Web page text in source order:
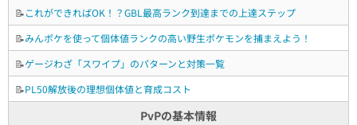
📝これができればOK！？GBL最高ランク到達までの上達ステップ
📝みんポケを使って個体値ランクの高い野生ポケモンを捕まえよう！
📝ゲージわざ「スワイプ」のパターンと対策一覧
📝PL50解放後の理想個体値と育成コスト
PvPの基本情報